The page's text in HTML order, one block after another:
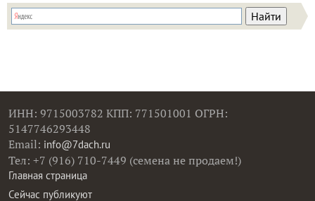
ИНН: 9715003782 КПП: 771501001 ОГРН:
5147746293448
Email: info@7dach.ru
Тел: +7 (916) 710-7449 (семена не продаем!)
Главная страница
Сейчас публикуют